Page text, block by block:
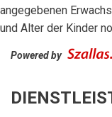
angegebenen
und Alter der Kinder
Powered by